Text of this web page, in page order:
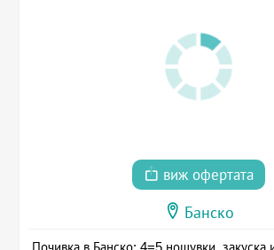
виж офертата
Банско
Почивка в Банско: 4=5 нощувки, закуска